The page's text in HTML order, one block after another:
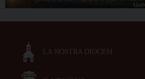
LA NOSTRA DIOCESI